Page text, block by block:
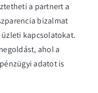
a partnert a
bizalmat
kapcsolatokat.
ahol a
adatot is